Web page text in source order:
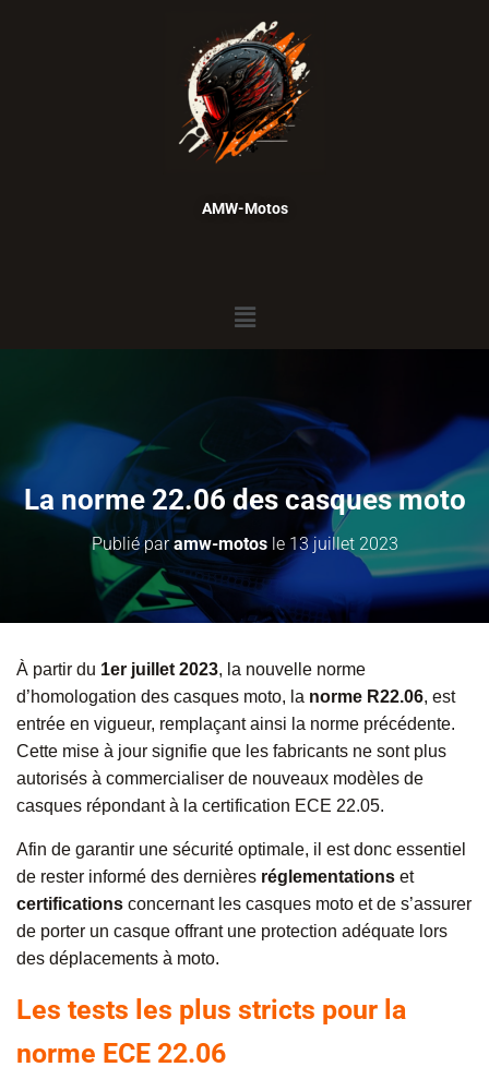
AMW-Motos
La norme 22.06 des casques moto
Publié paramw-motosle 13 juillet 2023
À partir du 1er juillet 2023, la nouvelle norme
d’homologation des casques moto, la norme R22.06, est
entrée en vigueur, remplaçant ainsi la norme précédente.
Cette mise à jour signifie que les fabricants ne sont plus
autorisés à commercialiser de nouveaux modèles de
casques répondant à la certification ECE 22.05.
Afin de garantir une sécurité optimale, il est donc essentiel
de rester informé des dernières réglementations et
certifications concernant les casques moto et de s’assurer
de porter un casque offrant une protection adéquate lors
des déplacements à moto.
Les tests les plus stricts pour la
norme ECE 22.06